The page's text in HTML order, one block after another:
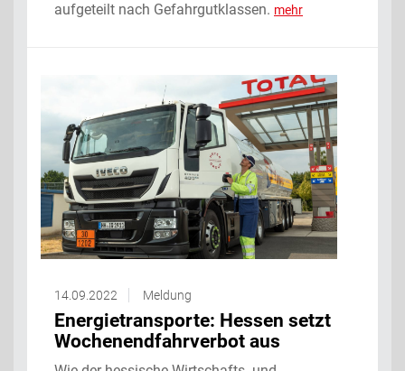
aufgeteilt nach Gefahrgutklassen. mehr
14.09.2022 Meldung
Energietransporte: Hessen setzt
Wochenendfahrverbot aus